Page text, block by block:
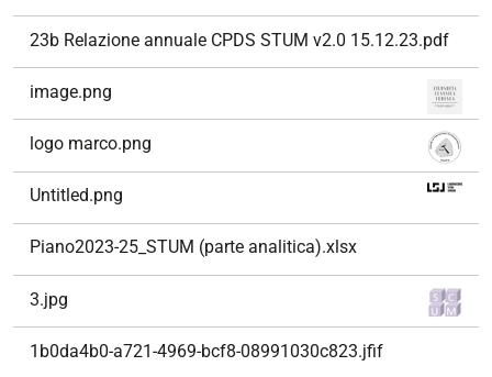
23b Relazione annuale CPDS STUM v2.0 15.12.23.pdf
image.png
logo marco.png
Untitled.png
Piano2023-25_STUM (parte analitica).xlsx
3.jpg
1b0da4b0-a721-4969-bcf8-08991030c823.jfif